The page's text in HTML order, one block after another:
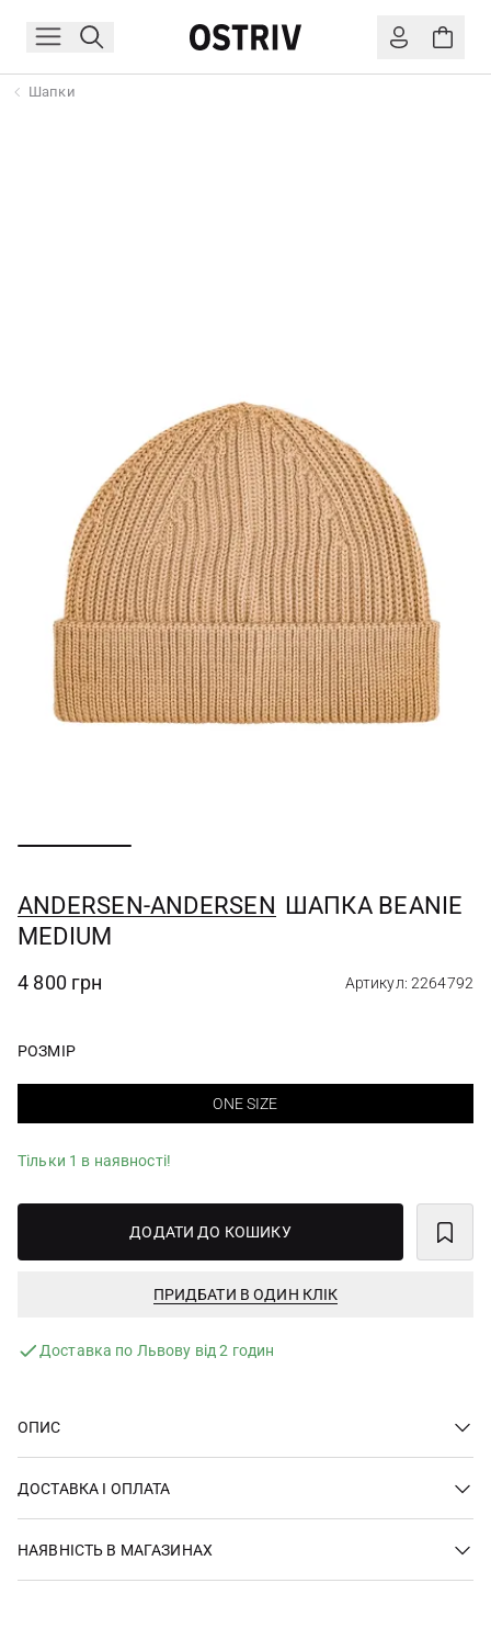
Шапки
ANDERSEN-ANDERSEN ШАПКА BEANIE
MEDIUM
4 800 грн Артикул: 2264792
РОЗМІР
ONE SIZE
Тільки 1 в наявності!
ДОДАТИ ДО КОШИКУ
ПРИДБАТИ В ОДИН КЛІК
Доставка по Львову від 2 годин
ОПИС
ДОСТАВКА І ОПЛАТА
НАЯВНІСТЬ В МАГАЗИНАХ